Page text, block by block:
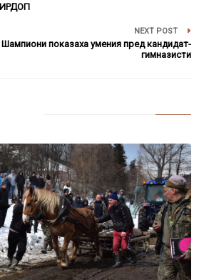
NEXT POST
показаха умения пред кандидат-
гимназисти